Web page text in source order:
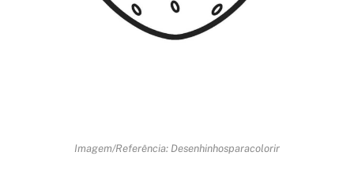
Imagem/Referência: Desenhinhosparacolorir